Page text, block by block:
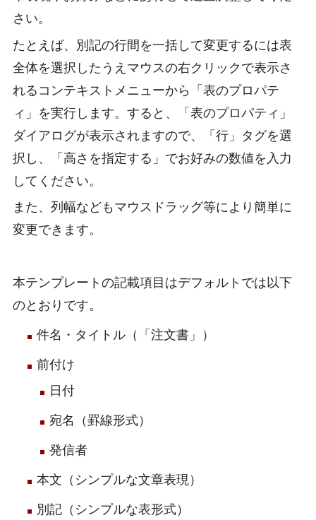
さい。
たとえば、別記の行間を一括して変更するには表
全体を選択したうえマウスの右クリックで表示さ
れるコンテキストメニューから「表のプロパテ
ィ」を実行します。すると、「表のプロパティ」
ダイアログが表示されますので、「行」タグを選
択し、「高さを指定する」でお好みの数値を入力
してください。
また、列幅などもマウスドラッグ等により簡単に
変更できます。
本テンプレートの記載項目はデフォルトでは以下
のとおりです。
件名・タイトル（「注文書」）
前付け
日付
宛名（罫線形式）
発信者
本文（シンプルな文章表現）
別記（シンプルな表形式）